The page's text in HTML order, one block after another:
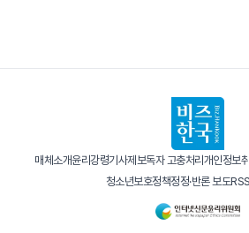
매체소개윤리강령기사제보독자 고충처리 개인정보
청소년보호정책정정·반론 보도RSS